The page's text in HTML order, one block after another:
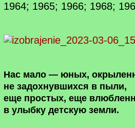
1964; 1965; 1966; 1968;
Нас мало — юных,
не задохнувшихся в пыли,
еще простых, еще
в улыбку детскую земли.